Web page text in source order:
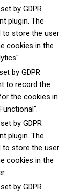
by GDPR
plugin. The
to store the user
cookies in the
by GDPR
to record the
the cookies in
by GDPR
plugin. The
to store the user
cookies in the
by GDPR